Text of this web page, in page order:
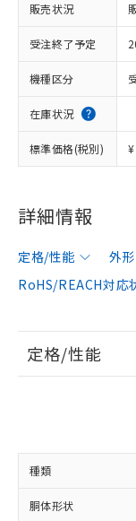
販売状況
受注終了予定
機種区分
在庫状況
標準価格(税別)
詳細情報
定格/性能 外
RoHS/REACH対応
定格/性能
種類
胴体形状